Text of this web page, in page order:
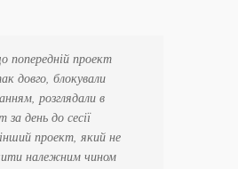
попередній проект
довго, блокували
розглядали в
за день до сесії
проект, який не
належним чином